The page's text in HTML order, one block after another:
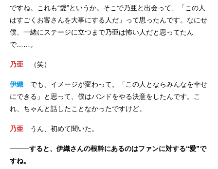
ですね。これも“愛”というか。そこで乃亜と出会って、「この人
はすごくお客さんを大事にする人だ」って思ったんです。なにせ
僕、一緒にステージに立つまで乃亜は怖い人だと思ってたん
で……。
乃亜 （笑）
伊織 でも、イメージが変わって。「この人とならみんなを幸せ
にできる」と思って、僕はバンドをやる決意をしたんです。こ
れ、ちゃんと話したことなかったですけど。
乃亜 うん、初めて聞いた。
────すると、伊織さんの根幹にあるのはファンに対する“愛”で
すね。